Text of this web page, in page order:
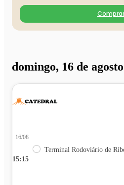
domingo, 16 de agosto
15:15
16/08
Terminal Rodoviário de